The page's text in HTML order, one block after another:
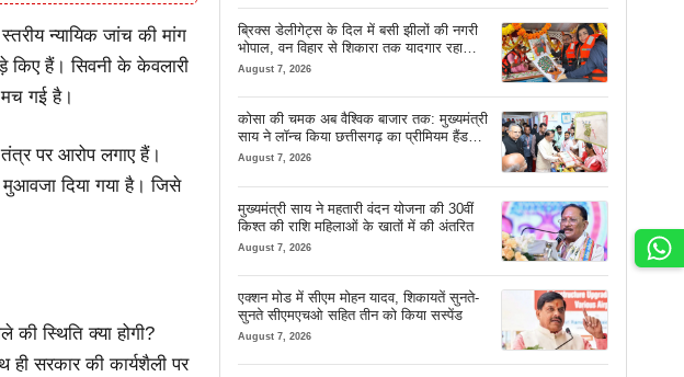
न्यायिक जांच की मांग
किए हैं। सिवनी के केवलारी
गई है।
पर आरोप लगाए हैं।
दिया गया है। जिसे
स्थिति क्या होगी?
सरकार की कार्यशैली पर
ब्रिक्स डेलीगेट्स के दिल में बसी झीलों की नगरी
भोपाल, वन विहार से शिकारा तक यादगार रहा
सफर
August 7, 2026
कोसा की चमक अब वैश्विक बाजार तक: मुख्यमंत्री
साय ने लॉन्च किया छत्तीसगढ़ का प्रीमियम हैंडलूम
ब्रांड ‘कोशल फैब’
August 7, 2026
मुख्यमंत्री साय ने महतारी वंदन योजना की 30वीं
किश्त की राशि महिलाओं के खातों में की अंतरित
August 7, 2026
एक्शन मोड में सीएम मोहन यादव, शिकायतें सुनते-
सुनते सीएमएचओ सहित तीन को किया सस्पेंड
August 7, 2026